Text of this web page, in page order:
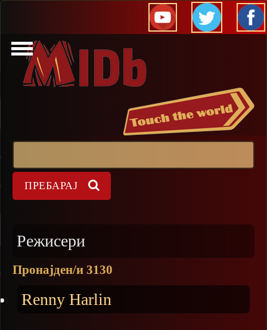
Прескокни
Режисери
Пронајден/и 3130
Renny Harlin